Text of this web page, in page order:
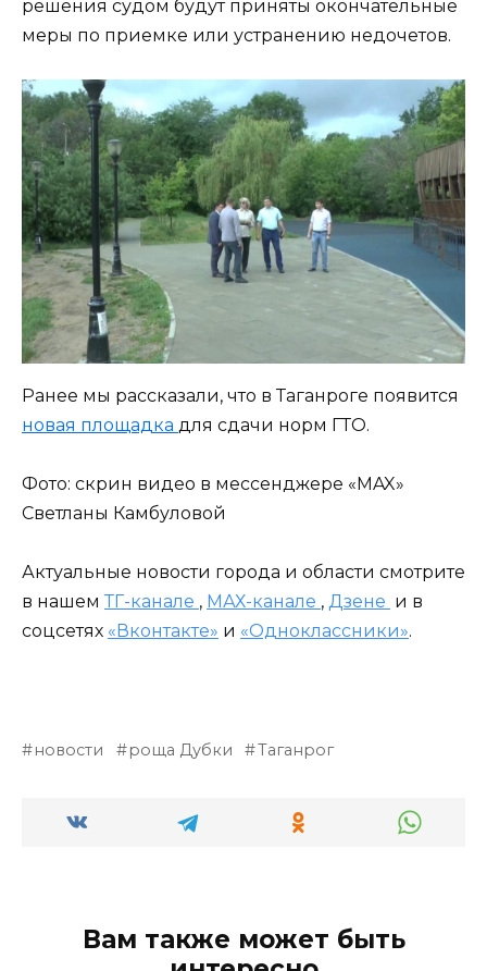
решения судом будут приняты окончательные
меры по приемке или устранению недочетов.
Ранее мы рассказали, что в Таганроге появится
новая площадка для сдачи норм ГТО.
Фото: скрин видео в мессенджере «MAX»
Светланы Камбуловой
Актуальные новости города и области смотрите
в нашем ТГ-канале , МАХ-канале , Дзене и в
соцсетях «Вконтакте» и «Одноклассники».
новости роща Дубки Таганрог
Вам также может быть